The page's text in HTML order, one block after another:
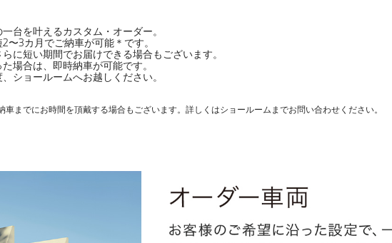
台を叶えるカスタム・オーダー。
3カ月でご納車が可能＊です。
に短い期間でお届けできる場合もございます。
場合は、即時納車が可能です。
ショールームへお越しください。
までにお時間を頂戴する場合もございます。詳しくはショールームまでお問い合わせください。